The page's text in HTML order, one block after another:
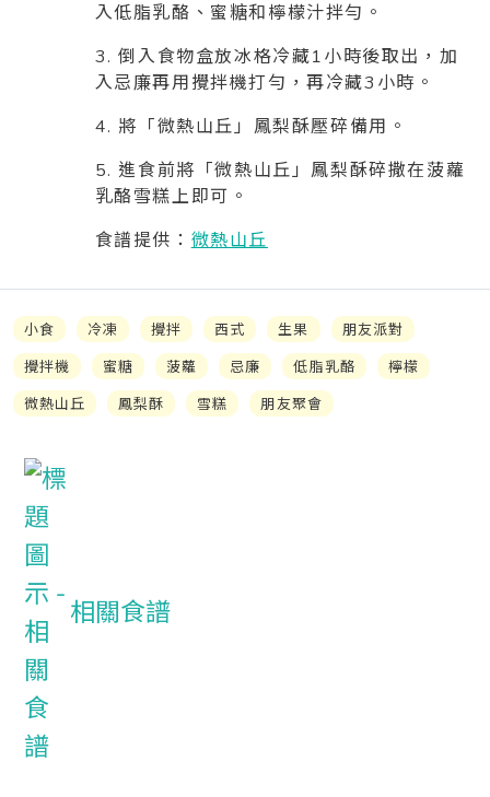
入低脂乳酪、蜜糖和檸檬汁拌勻。
3. 倒入食物盒放冰格冷藏1小時後取出，加
入忌廉再用攪拌機打勻，再冷藏3小時。
4. 將「微熱山丘」鳳梨酥壓碎備用。
5. 進食前將「微熱山丘」鳳梨酥碎撒在菠蘿
乳酪雪糕上即可。
食譜提供： 微熱山丘
小食 冷凍 攪拌 西式 生果
朋友派對
攪拌機
蜜糖 菠蘿 忌廉 低脂乳酪
檸檬
微熱山丘
鳳梨酥 雪糕 朋友聚會
相關食譜